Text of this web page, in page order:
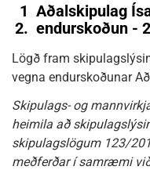
1
2.
Aðalskipulag
endurskoðun -
Lögð fram
vegna endurskoðunar
Skipulags- og
heimila að
skipulagslögum 123/
meðferðar í samræmi